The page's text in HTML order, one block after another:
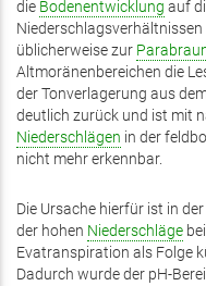
die Bodenentwicklung auf
üblicherweise zur
Altmoränenbereichen die
der Tonverlagerung aus
deutlich zurück und ist mit
Niederschlägen in der
nicht mehr erkennbar.
Die Ursache hierfür ist in
der hohen Niederschläge
Evatranspiration als Folge
Dadurch wurde der pH-